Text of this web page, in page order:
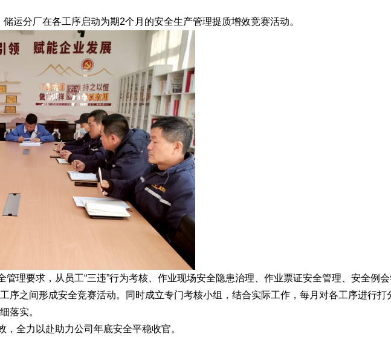
运分厂在各工序启动为期2个月的安全生产管理提质增效竞赛活动。
理要求，从员工“三违”行为考核、作业现场安全隐患治理、作业票证安全管理、安全例
之间形成安全竞赛活动。同时成立专门考核小组，结合实际工作，每月对各工序进行打
落实。
全力以赴助力公司年底安全平稳收官。